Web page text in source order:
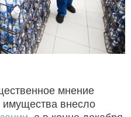
мнение
имущества внесло